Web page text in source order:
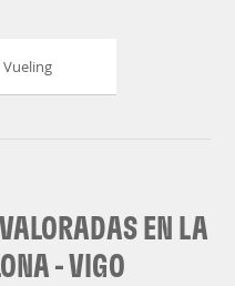
Vueling
EN LA
- VIGO